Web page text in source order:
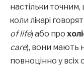
настільки
коли лікарі
of life) або про
care), вони мають
повноцінно у